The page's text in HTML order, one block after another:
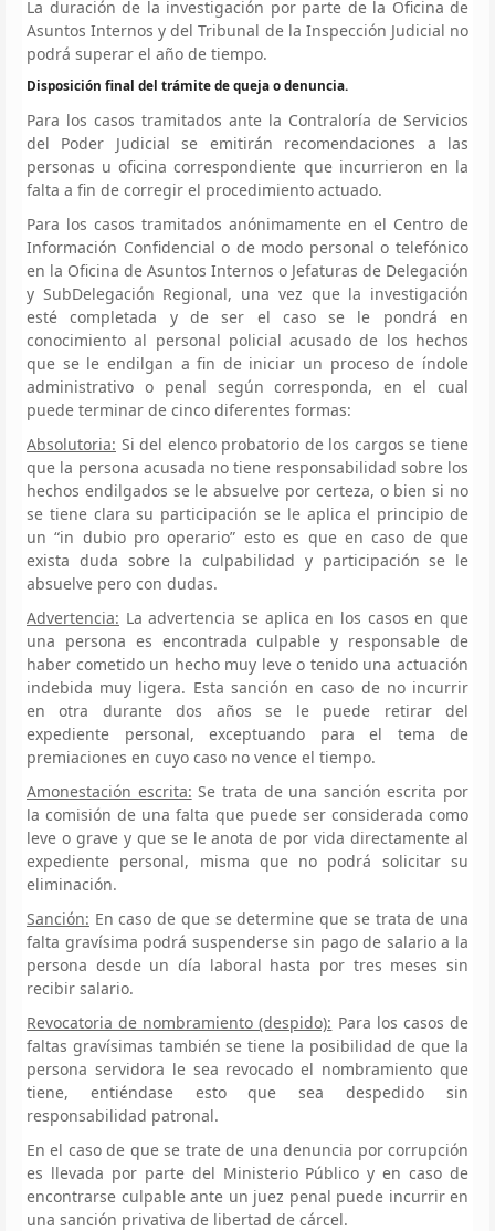
La duración de la investigación por parte de la Oficina de
Asuntos Internos y del Tribunal de la Inspección Judicial no
podrá superar el año de tiempo.
Disposición final del trámite de queja o denuncia.
Para los casos tramitados ante la Contraloría de Servicios
del Poder Judicial se emitirán recomendaciones a las
personas u oficina correspondiente que incurrieron en la
falta a fin de corregir el procedimiento actuado.
Para los casos tramitados anónimamente en el Centro de
Información Confidencial o de modo personal o telefónico
en la Oficina de Asuntos Internos o Jefaturas de Delegación
y SubDelegación Regional, una vez que la investigación
esté completada y de ser el caso se le pondrá en
conocimiento al personal policial acusado de los hechos
que se le endilgan a fin de iniciar un proceso de índole
administrativo o penal según corresponda, en el cual
puede terminar de cinco diferentes formas:
Absolutoria: Si del elenco probatorio de los cargos se tiene
que la persona acusada no tiene responsabilidad sobre los
hechos endilgados se le absuelve por certeza, o bien si no
se tiene clara su participación se le aplica el principio de
un “in dubio pro operario” esto es que en caso de que
exista duda sobre la culpabilidad y participación se le
absuelve pero con dudas.
Advertencia: La advertencia se aplica en los casos en que
una persona es encontrada culpable y responsable de
haber cometido un hecho muy leve o tenido una actuación
indebida muy ligera. Esta sanción en caso de no incurrir
en otra durante dos años se le puede retirar del
expediente personal, exceptuando para el tema de
premiaciones en cuyo caso no vence el tiempo.
Amonestación escrita: Se trata de una sanción escrita por
la comisión de una falta que puede ser considerada como
leve o grave y que se le anota de por vida directamente al
expediente personal, misma que no podrá solicitar su
eliminación.
Sanción: En caso de que se determine que se trata de una
falta gravísima podrá suspenderse sin pago de salario a la
persona desde un día laboral hasta por tres meses sin
recibir salario.
Revocatoria de nombramiento (despido): Para los casos de
faltas gravísimas también se tiene la posibilidad de que la
persona servidora le sea revocado el nombramiento que
tiene, entiéndase esto que sea despedido sin
responsabilidad patronal.
En el caso de que se trate de una denuncia por corrupción
es llevada por parte del Ministerio Público y en caso de
encontrarse culpable ante un juez penal puede incurrir en
una sanción privativa de libertad de cárcel.